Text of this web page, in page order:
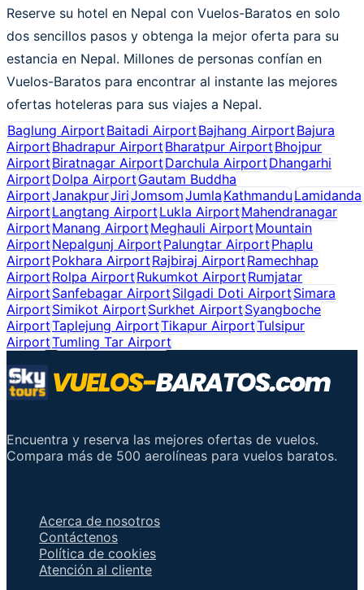
Reserve su hotel en Nepal con Vuelos-Baratos en solo
dos sencillos pasos y obtenga la mejor oferta para su
estancia en Nepal. Millones de personas confían en
Vuelos-Baratos para encontrar al instante las mejores
ofertas hoteleras para sus viajes a Nepal.
Baglung AirportBaitadi AirportBajhang AirportBajura
AirportBhadrapur AirportBharatpur AirportBhojpur
AirportBiratnagar AirportDarchula AirportDhangarhi
AirportDolpa AirportGautam Buddha
AirportJanakpurJiriJomsomJumlaKathmanduLamidanda
AirportLangtang AirportLukla AirportMahendranagar
AirportManang AirportMeghauli AirportMountain
AirportNepalgunj AirportPalungtar AirportPhaplu
AirportPokhara AirportRajbiraj AirportRamechhap
AirportRolpa AirportRukumkot AirportRumjatar
AirportSanfebagar AirportSilgadi Doti AirportSimara
AirportSimikot AirportSurkhet AirportSyangboche
AirportTaplejung AirportTikapur AirportTulsipur
AirportTumling Tar Airport
Encuentra y reserva las mejores ofertas de vuelos.
Compara más de 500 aerolíneas para vuelos baratos.
Acerca de nosotros
Contáctenos
Política de cookies
Atención al cliente